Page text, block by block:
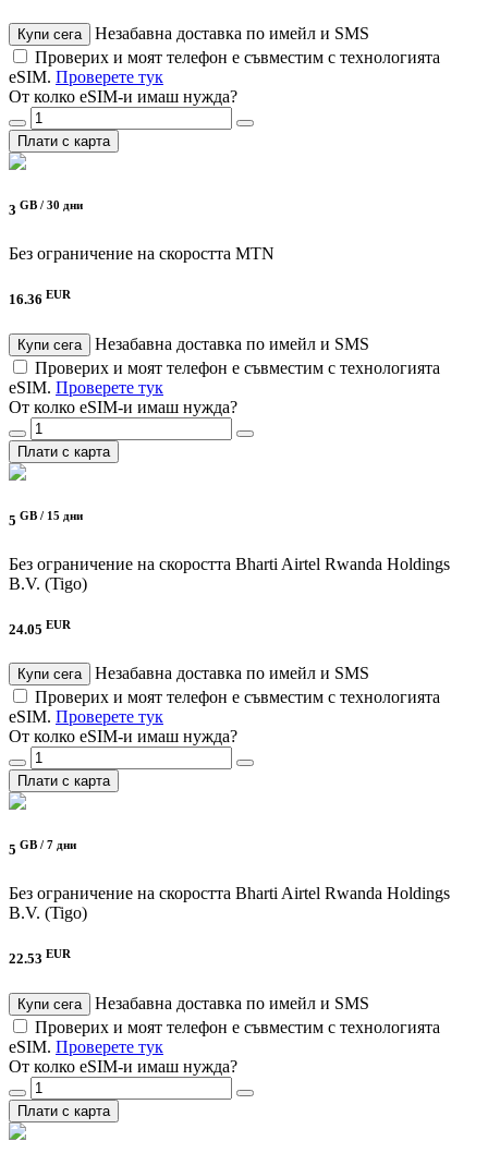
Купи сега
Незабавна доставка по имейл и SMS
Проверих и моят телефон е съвместим с технологията
eSIM. Проверете тук
От колко eSIM-и имаш нужда?
Плати с карта
3 GB / 30 дни
Без ограничение на скоростта MTN
16.36 EUR
Купи сега
Незабавна доставка по имейл и SMS
Проверих и моят телефон е съвместим с технологията
eSIM. Проверете тук
От колко eSIM-и имаш нужда?
Плати с карта
5 GB / 15 дни
Без ограничение на скоростта Bharti Airtel Rwanda Holdings
B.V. (Tigo)
24.05 EUR
Купи сега
Незабавна доставка по имейл и SMS
Проверих и моят телефон е съвместим с технологията
eSIM. Проверете тук
От колко eSIM-и имаш нужда?
Плати с карта
5 GB / 7 дни
Без ограничение на скоростта Bharti Airtel Rwanda Holdings
B.V. (Tigo)
22.53 EUR
Купи сега
Незабавна доставка по имейл и SMS
Проверих и моят телефон е съвместим с технологията
eSIM. Проверете тук
От колко eSIM-и имаш нужда?
Плати с карта